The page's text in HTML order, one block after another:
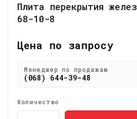
Плита перекрытия
68-10-8
Цена по запросу
Менеджер по продажам
(068) 644-39-48
Количество